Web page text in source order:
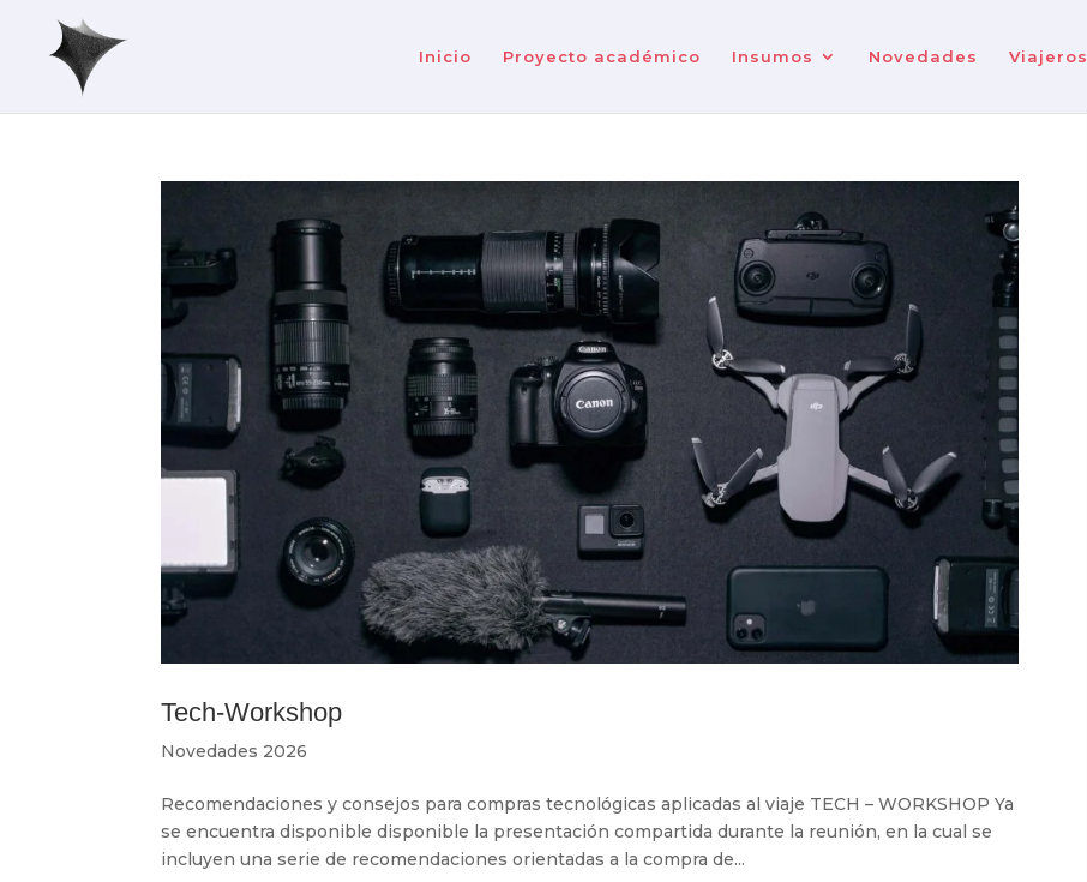
Inicio Proyecto académico Insumos Novedades Viajeros
Tech-Workshop
Novedades 2026
Recomendaciones y consejos para compras tecnológicas aplicadas al viaje TECH – WORKSHOP Ya
se encuentra disponible disponible la presentación compartida durante la reunión, en la cual se
incluyen una serie de recomendaciones orientadas a la compra de...